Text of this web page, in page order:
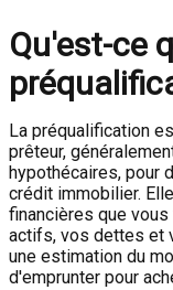
Qu'est-ce
La préqualification
prêteur,
hypothécaires, pour
crédit immobilier.
financières que
actifs, vos dettes et
une estimation du
d'emprunter pour